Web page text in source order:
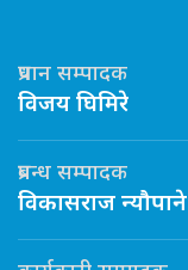
प्रधान सम्पादक
विजय घिमिरे
प्रबन्ध सम्पादक
विकासराज न्यौपाने